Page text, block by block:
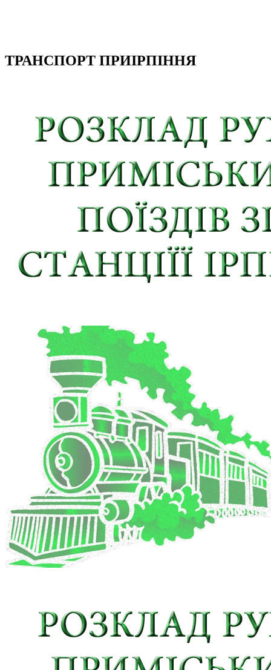
ТРАНСПОРТ ПРИІРПІННЯ